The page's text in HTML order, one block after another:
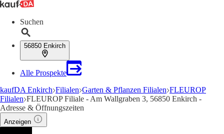
Suchen
56850 Enkirch
Alle Prospekte
kaufDA Enkirch Filialen Garten & Pflanzen Filialen FLEUROP
Filialen FLEUROP Filiale - Am Wallgraben 3, 56850 Enkirch -
Adresse & Öffnungszeiten
Anzeigen